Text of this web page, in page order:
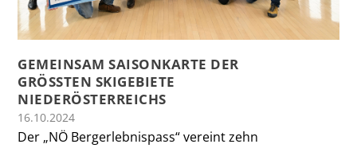
GEMEINSAM SAISONKARTE DER
GRÖSSTEN SKIGEBIETE N
IEDERÖSTERREICHS
16.10.2024
Der „NÖ Bergerlebnispass“ vereint zehn